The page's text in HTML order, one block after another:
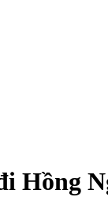
Hồng